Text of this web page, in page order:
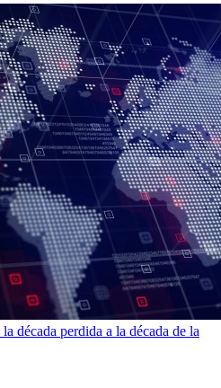
década perdida a la década de la